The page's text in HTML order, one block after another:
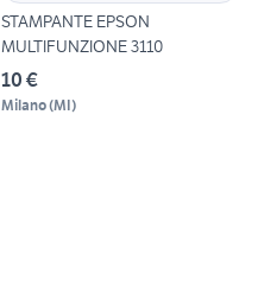
STAMPANTE EPSON
MULTIFUNZIONE 3110
10 €
Milano(MI)